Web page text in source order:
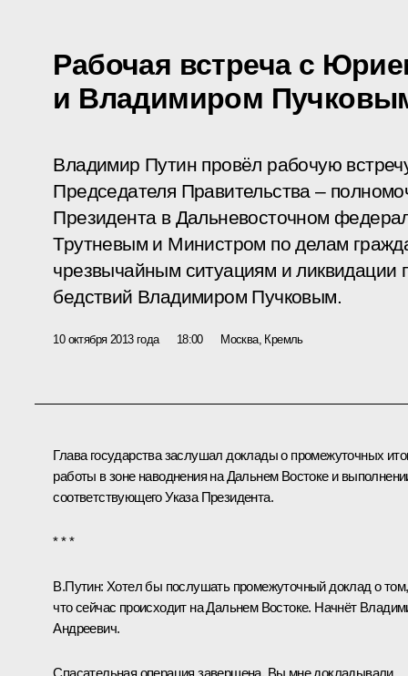
Рабочая встреча с
и Владимиром
Владимир Путин провёл рабочую
Председателя Правительства –
Президента в Дальневосточном
Трутневым и Министром по делам
чрезвычайным ситуациям и ликвидации
бедствий Владимиром Пучковым.
10 октября 2013 года 18:00 Москва, Кремль
Глава государства заслушал доклады о промежуточных
работы в зоне наводнения на Дальнем Востоке и
соответствующего Указа Президента.
* * *
В.Путин: Хотел бы послушать промежуточный доклад о том,
что сейчас происходит на Дальнем Востоке. Начнёт
Андреевич.
Спасательная операция завершена, Вы мне докладывали